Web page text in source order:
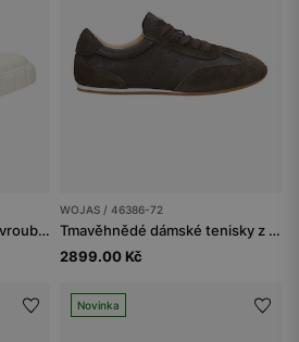
Béžové kožené tenisky s vroubkovanou podrážkou
WOJAS / 46386-72
Tmavěhnědé dámské tenisky z kombinované kůže
2899.00 Kč
Novinka